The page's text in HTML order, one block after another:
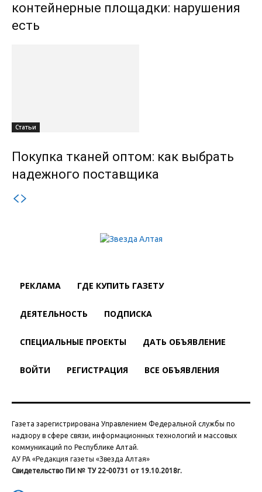
контейнерные площадки: нарушения
есть
Статьи
Покупка тканей оптом: как выбрать
надежного поставщика
РЕКЛАМА ГДЕ КУПИТЬ ГАЗЕТУ
ДЕЯТЕЛЬНОСТЬ ПОДПИСКА
СПЕЦИАЛЬНЫЕ ПРОЕКТЫ ДАТЬ ОБЪЯВЛЕНИЕ
ВОЙТИ РЕГИСТРАЦИЯ ВСЕ ОБЪЯВЛЕНИЯ
Газета зарегистрирована Управлением Федеральной службы по
надзору в сфере связи, информационных технологий и массовых
коммуникаций по Республике Алтай.
АУ РА «Редакция газеты «Звезда Алтая»
Свидетельство ПИ № ТУ 22-00731 от 19.10.2018г.